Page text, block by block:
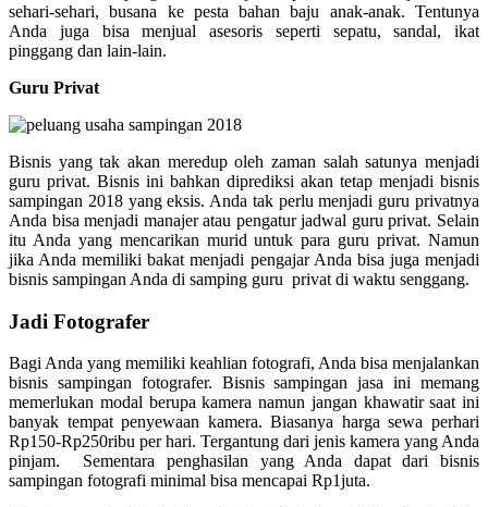
sehari-sehari, busana ke pesta bahan baju anak-anak. Tentunya
Anda juga bisa menjual asesoris seperti sepatu, sandal, ikat
pinggang dan lain-lain.
Guru Privat
Bisnis yang tak akan meredup oleh zaman salah satunya menjadi
guru privat. Bisnis ini bahkan diprediksi akan tetap menjadi bisnis
sampingan 2018 yang eksis. Anda tak perlu menjadi guru privatnya
Anda bisa menjadi manajer atau pengatur jadwal guru privat. Selain
itu Anda yang mencarikan murid untuk para guru privat. Namun
jika Anda memiliki bakat menjadi pengajar Anda bisa juga menjadi
bisnis sampingan Anda di samping guru privat di waktu senggang.
Jadi Fotografer
Bagi Anda yang memiliki keahlian fotografi, Anda bisa menjalankan
bisnis sampingan fotografer. Bisnis sampingan jasa ini memang
memerlukan modal berupa kamera namun jangan khawatir saat ini
banyak tempat penyewaan kamera. Biasanya harga sewa perhari
Rp150-Rp250ribu per hari. Tergantung dari jenis kamera yang Anda
pinjam. Sementara penghasilan yang Anda dapat dari bisnis
sampingan fotografi minimal bisa mencapai Rp1juta.